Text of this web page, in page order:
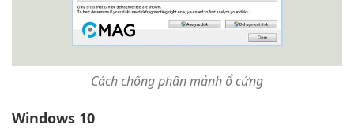
Cách chống phân mảnh ổ cứng
Windows 10